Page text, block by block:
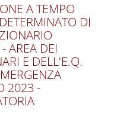
A TEMPO
DI
AREA DEI
E DELL'E.Q.
2023 -